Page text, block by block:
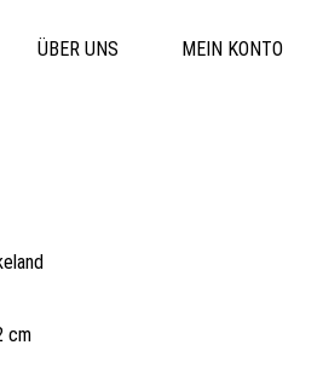
ÜBER UNS MEIN KONTO
cm